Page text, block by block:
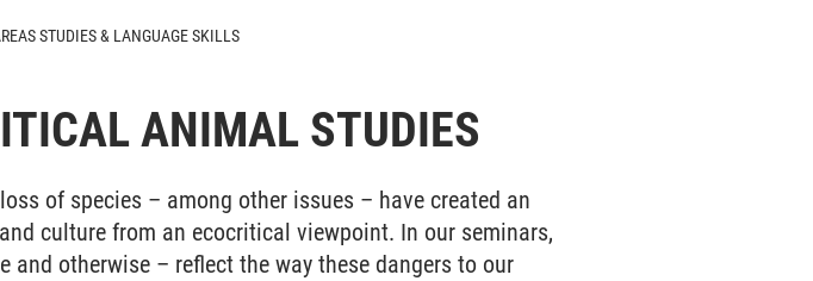
STUDIES & LANGUAGE SKILLS
ANIMAL STUDIES
of species – among other issues – have created an
culture from an ecocritical viewpoint. In our seminars,
otherwise – reflect the way these dangers to our